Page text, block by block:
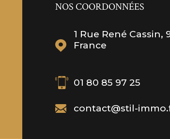
NOS COORDONNÉES
1 Rue René
France
01 80 85 97 25
contact@stil-